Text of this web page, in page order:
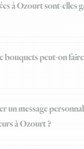
à Ozourt sont-elles
bouquets peut-on
un message
à Ozourt ?